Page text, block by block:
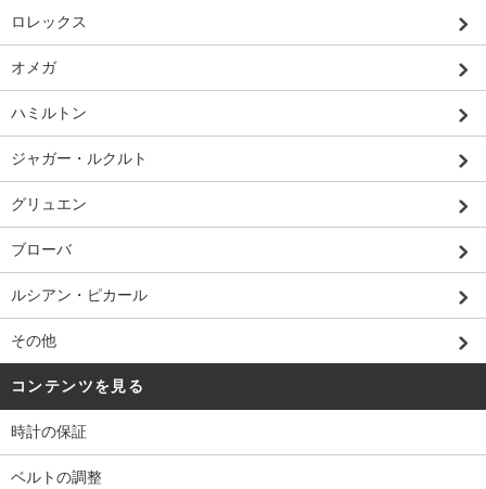
ロレックス
オメガ
ハミルトン
ジャガー・ルクルト
グリュエン
ブローバ
ルシアン・ピカール
その他
コンテンツを見る
時計の保証
ベルトの調整